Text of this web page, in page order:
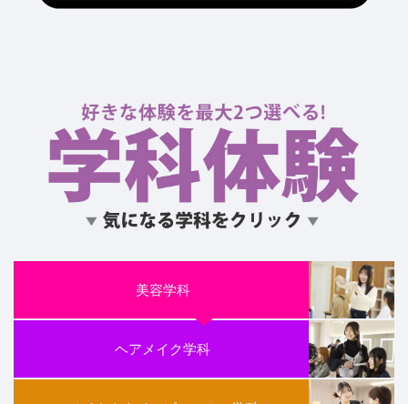
美容学科
ヘアメイク学科